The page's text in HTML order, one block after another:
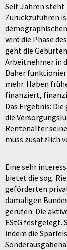
Seit Jahren
Zurückzuführen
wird die Phase
geht die
Arbeitnehmer in
Daher
mehr. Haben
finanziert,
Das Ergebnis:
die
Rentenalter
muss zusätzlich
Eine sehr
bietet die sog.
geförderten
damaligen
gerufen. Die
EStG festgelegt.
indem die